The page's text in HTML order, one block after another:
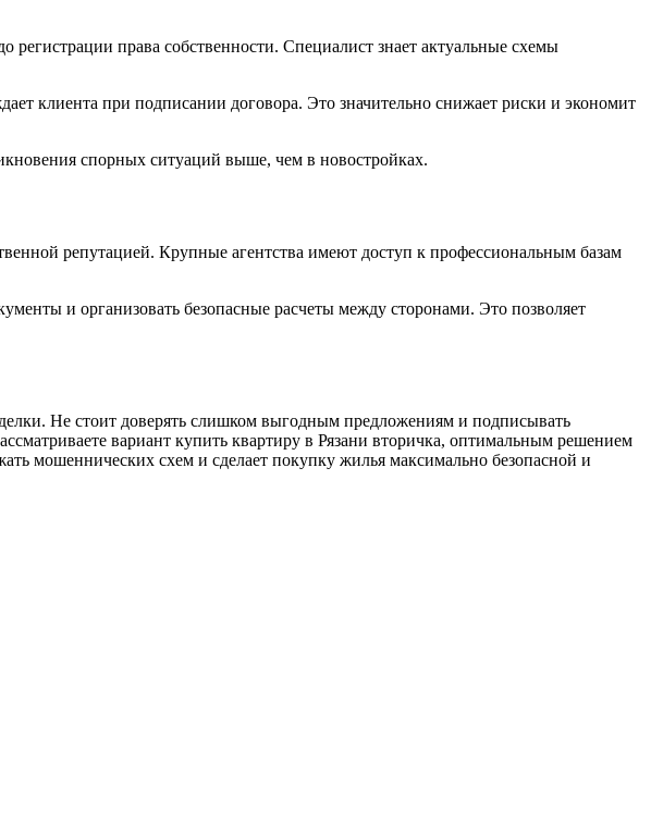
регистрации права собственности. Специалист знает актуальные схемы
клиента при подписании договора. Это значительно снижает риски и экономит
спорных ситуаций выше, чем в новостройках.
репутацией. Крупные агентства имеют доступ к профессиональным базам
и организовать безопасные расчеты между сторонами. Это позволяет
Не стоит доверять слишком выгодным предложениям и подписывать
вариант купить квартиру в Рязани вторичка, оптимальным решением
мошеннических схем и сделает покупку жилья максимально безопасной и